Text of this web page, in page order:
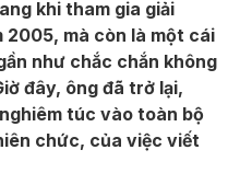
khi tham gia giải
2005, mà còn là một cái
như chắc chắn không
đây, ông đã trở lại,
túc vào toàn bộ
chức, của việc viết